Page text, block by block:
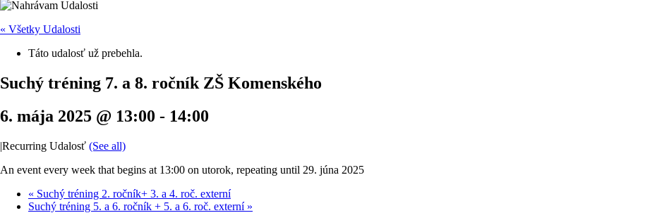
« Všetky Udalosti
Táto udalosť už prebehla.
Suchý tréning 7. a 8. ročník ZŠ Komenského
6. mája 2025 @ 13:00 - 14:00
|Recurring Udalosť (See all)
An event every week that begins at 13:00 on utorok, repeating until 29. júna 2025
« Suchý tréning 2. ročník+ 3. a 4. roč. externí
Suchý tréning 5. a 6. ročník + 5. a 6. roč. externí »